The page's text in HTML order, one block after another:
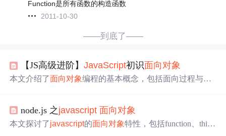
Function是所有函数的构造函数
2011-10-30
——到底了——
【JS高级进阶】JavaScript初识面向对象
本文介绍了面向对象编程的基本概念，包括面向过程与面
node.js 之 javascript 面向对象
本文探讨了javascript的面向对象特性，包括function、thi